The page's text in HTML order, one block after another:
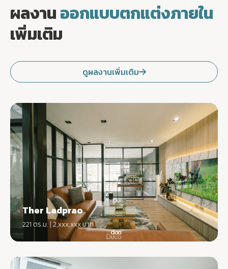
ผลงานออกแบบตกแต่งภายใน
เพิ่มเติม
ดูผลงานเพิ่มเติม
Ther Ladprao
221 ตร.ม. | 2,xxx,xxx บาท